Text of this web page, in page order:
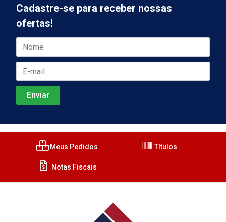
Cadastre-se para receber nossas
ofertas!
Meus Pedidos Títulos
Notas Fiscais